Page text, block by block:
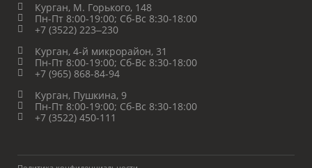
Курган, М. Горького, 148
Пн-Пт 8:00-19:00; Сб-Вс 8:30-18:00
+7 (3522) 223‒230
Курган, 4-й микрорайон, 31
Пн-Пт 8:00-19:00; Сб-Вс 8:30-18:00
+7 (965) 868-84-94
Курган, Пушкина, 9
Пн-Пт 8:00-19:00; Сб-Вс 8:30-18:00
+7 (3522) 450-111